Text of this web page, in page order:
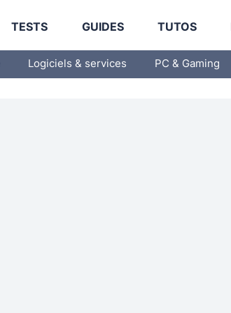
TESTS GUIDES TUTOS
Logiciels & services PC & Gaming